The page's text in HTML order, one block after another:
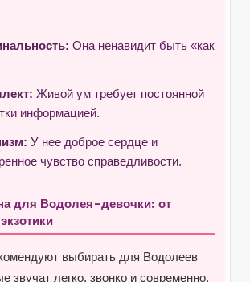
Она ненавидит быть «как
Живой ум требует постоянной
информацией.
У нее доброе сердце и
чувство справедливости.
для Водолея-девочки: от
выбирать для Водолеев
звучат легко, звонко и современно.